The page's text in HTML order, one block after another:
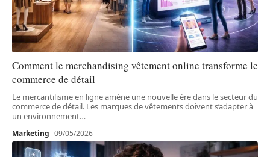
Comment le merchandising vêtement online transforme le
commerce de détail
Le mercantilisme en ligne amène une nouvelle ère dans le secteur du
commerce de détail. Les marques de vêtements doivent s’adapter à
un environnement…
Marketing 09/05/2026